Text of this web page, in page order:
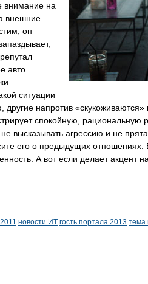
внимание на
внешние
он
авто
ситуации
другие напротив
спокойную, рациональную
высказывать агрессию и не
его о предыдущих
А вот если делает
новости ИТ гость портала 2013 тема